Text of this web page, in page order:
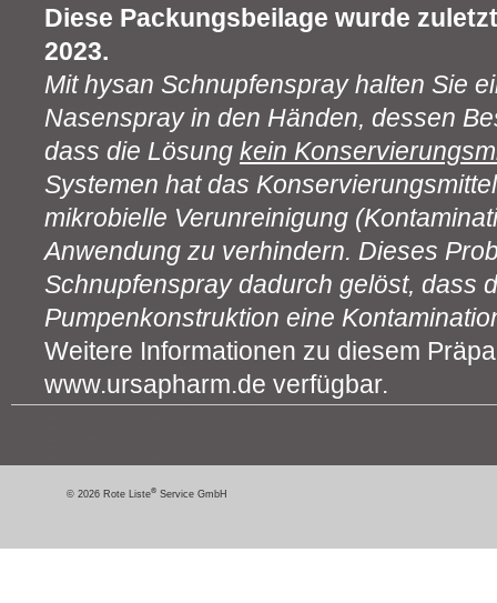
Diese Packungsbeilage wurde
2023.
Mit hysan Schnupfenspray halten Sie
Nasenspray in den Händen, dessen
dass die Lösung kein
Systemen hat das
mikrobielle Verunreinigung
Anwendung zu verhindern. Dieses
Schnupfenspray dadurch gelöst, dass
Pumpenkonstruktion eine
Weitere Informationen zu diesem
www.ursapharm.de verfügbar.
© 2026 Rote Liste® Service GmbH